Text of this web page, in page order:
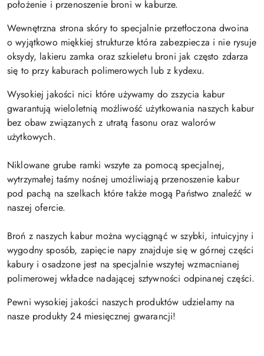
położenie i przenoszenie broni w kaburze.
Wewnętrzna strona skóry to specjalnie przetłoczona dwoina
o wyjątkowo miękkiej strukturze która zabezpiecza i nie rysuje
oksydy, lakieru zamka oraz szkieletu broni jak często zdarza
się to przy kaburach polimerowych lub z kydexu.
Wysokiej jakości nici które używamy do zszycia kabur
gwarantują wieloletnią możliwość użytkowania naszych kabur
bez obaw związanych z utratą fasonu oraz walorów
użytkowych.
Niklowane grube ramki wszyte za pomocą specjalnej,
wytrzymałej taśmy nośnej umożliwiają przenoszenie kabur
pod pachą na szelkach które także mogą Państwo znaleźć w
naszej ofercie.
Broń z naszych kabur można wyciągnąć w szybki, intuicyjny i
wygodny sposób, zapięcie napy znajduje się w górnej części
kabury i osadzone jest na specjalnie wszytej wzmacnianej
polimerowej wkładce nadającej sztywności odpinanej części.
Pewni wysokiej jakości naszych produktów udzielamy na
nasze produkty 24 miesięcznej gwarancji!